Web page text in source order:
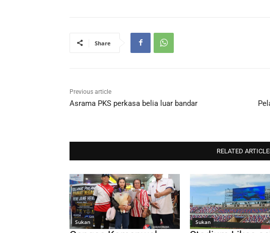
Share
Previous article
Asrama PKS perkasa belia luar bandar
RELATED
Sukan Sukan